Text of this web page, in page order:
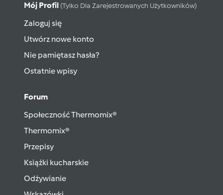
Mój Profil (tylko Dla Zarejestrowanych Użytkowników)
Zaloguj się
Utwórz nowe konto
Nie pamiętasz hasła?
Ostatnie wpisy
Forum
Społeczność Thermomix®
Thermomix®
Przepisy
Książki kucharskie
Odżywianie